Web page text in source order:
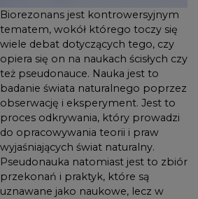
metodom naukowym.
Twierdzenia pseudonaukowe
często opierają się na
spekulacjach, dowodach
anegdotycznych lub
osobistych przekonaniach, a
nie na powtarzalnych
badaniach naukowych.
Biorezonans jest kontrowersyjnym
tematem, wokół którego toczy się
wiele debat dotyczących tego, czy
opiera się on na naukach ścisłych czy
też pseudonauce. Nauka jest to
badanie świata naturalnego poprzez
obserwację i eksperyment. Jest to
proces odkrywania, który prowadzi
do opracowywania teorii i praw
wyjaśniających świat naturalny.
Pseudonauka natomiast jest to zbiór
przekonań i praktyk, które są
uznawane jako naukowe, lecz w